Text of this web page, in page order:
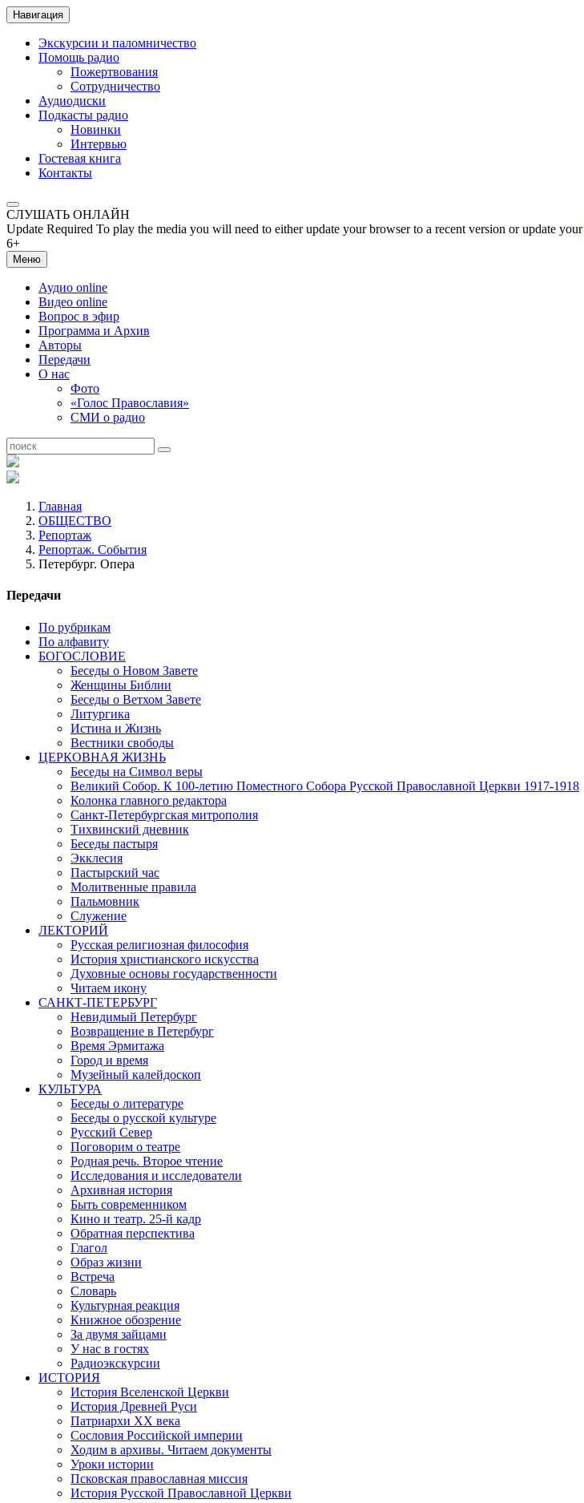
Навигация
Экскурсии и паломничество
Помощь радио
Пожертвования
Сотрудничество
Аудиодиски
Подкасты радио
Новинки
Интервью
Гостевая книга
Контакты
СЛУШАТЬ ОНЛАЙН
Update Required To play the media you will need to either update your browser to a recent version or update your
6+
Меню
Аудио online
Видео online
Вопрос в эфир
Программа и Архив
Авторы
Передачи
О нас
Фото
«Голос Православия»
СМИ о радио
Главная
ОБЩЕСТВО
Репортаж
Репортаж. События
Петербург. Опера
Передачи
По рубрикам
По алфавиту
БОГОСЛОВИЕ
Беседы о Новом Завете
Женщины Библии
Беседы о Ветхом Завете
Литургика
Истина и Жизнь
Вестники свободы
ЦЕРКОВНАЯ ЖИЗНЬ
Беседы на Символ веры
Великий Собор. К 100-летию Поместного Собора Русской Православной Церкви 1917-1918
Колонка главного редактора
Санкт-Петербургская митрополия
Тихвинский дневник
Беседы пастыря
Экклесия
Пастырский час
Молитвенные правила
Пальмовник
Служение
ЛЕКТОРИЙ
Русская религиозная философия
История христианского искусства
Духовные основы государственности
Читаем икону
САНКТ-ПЕТЕРБУРГ
Невидимый Петербург
Возвращение в Петербург
Время Эрмитажа
Город и время
Музейный калейдоскоп
КУЛЬТУРА
Беседы о литературе
Беседы о русской культуре
Русский Север
Поговорим о театре
Родная речь. Второе чтение
Исследования и исследователи
Архивная история
Быть современником
Кино и театр. 25-й кадр
Обратная перспектива
Глагол
Образ жизни
Встреча
Словарь
Культурная реакция
Книжное обозрение
За двумя зайцами
У нас в гостях
Радиоэкскурсии
ИСТОРИЯ
История Вселенской Церкви
История Древней Руси
Патриархи XX века
Сословия Российской империи
Ходим в архивы. Читаем документы
Уроки истории
Псковская православная миссия
История Русской Православной Церкви